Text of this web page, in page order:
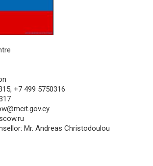
+7 499 5750316
Mr. Andreas Christodoulou